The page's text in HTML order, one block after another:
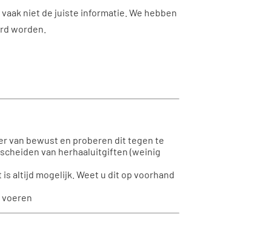
niet de juiste informatie. We hebben
worden.
van bewust en proberen dit tegen te
van herhaaluitgiften (weinig
altijd mogelijk. Weet u dit op voorhand